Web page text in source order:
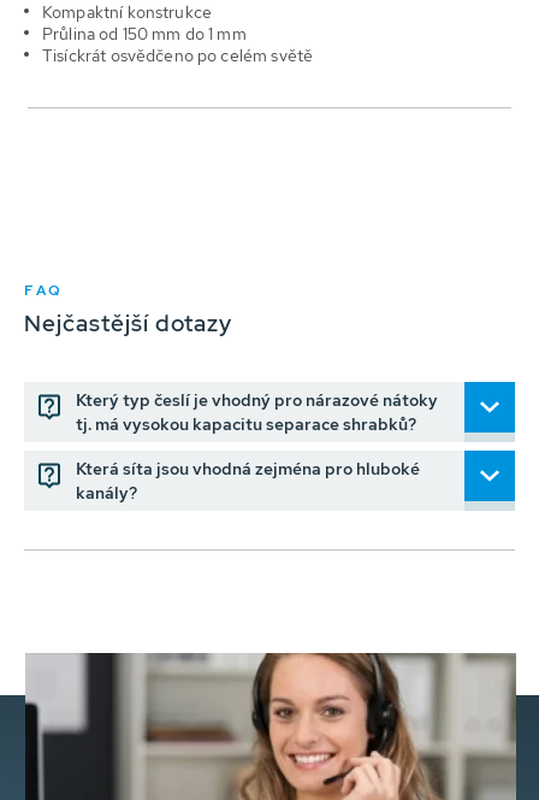
Kompaktní konstrukce
Průlinaod 150 mm do 1 mm
Tisíckrát osvědčeno po celém světě
FAQ
Nejčastější dotazy
Který typ česlí je vhodný pro nárazové nátoky
tj. má vysokou kapacitu separace shrabků?
Která síta jsou vhodná zejména pro hluboké
kanály?